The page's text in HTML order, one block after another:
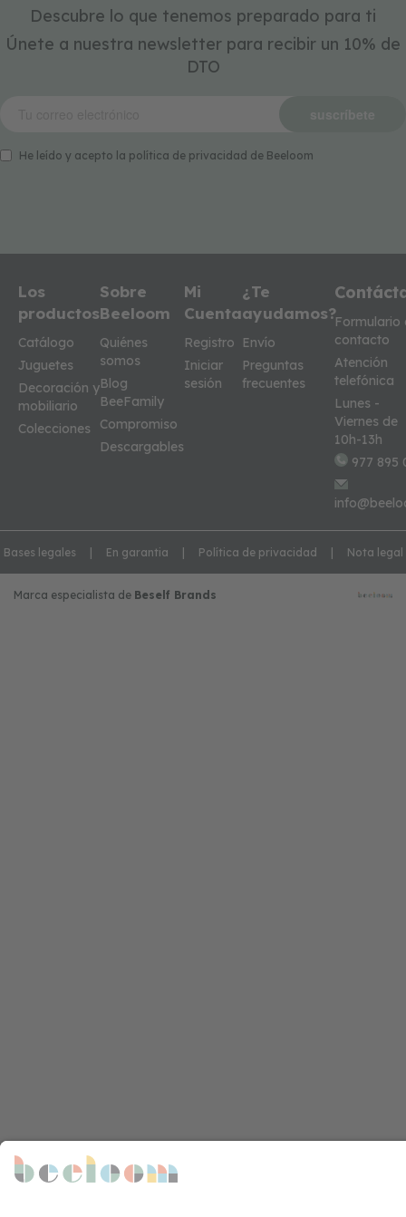
Descubre lo que tenemos preparado para ti
Únete a nuestra newsletter para recibir un 10% de
DTO
He leído y acepto la política de privacidad de Beeloom
Los
productos
Catálogo
Juguetes
Decoración y
mobiliario
Colecciones
Sobre
Beeloom
Quiénes
somos
Blog
BeeFamily
Compromiso
Descargables
Mi
Cuenta
Registro
Iniciar
sesión
¿Te
ayudamos?
Envío
Preguntas
frecuentes
Formulario
contacto
Atención
telefónica
Lunes -
Viernes de
10h-13h
977 895
Bases legales En garantia Política de privacidad Nota legal
Marca especialista de Beself Brands